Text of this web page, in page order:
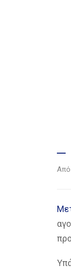
Από